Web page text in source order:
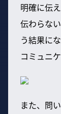
明確に伝
伝わらな
う結果に
コミュニ
また、問